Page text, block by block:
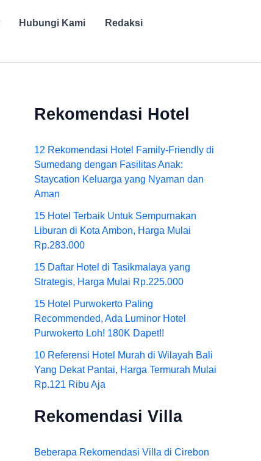
Hubungi Kami
Redaksi
Rekomendasi Hotel
12 Rekomendasi Hotel Family-Friendly di
Sumedang dengan Fasilitas Anak:
Staycation Keluarga yang Nyaman dan
Aman
15 Hotel Terbaik Untuk Sempurnakan
Liburan di Kota Ambon, Harga Mulai
Rp.283.000
15 Daftar Hotel di Tasikmalaya yang
Strategis, Harga Mulai Rp.225.000
15 Hotel Purwokerto Paling
Recommended, Ada Luminor Hotel
Purwokerto Loh! 180K Dapet!!
10 Referensi Hotel Murah di Wilayah Bali
Yang Dekat Pantai, Harga Termurah Mulai
Rp.121 Ribu Aja
Rekomendasi Villa
Beberapa Rekomendasi Villa di Cirebon